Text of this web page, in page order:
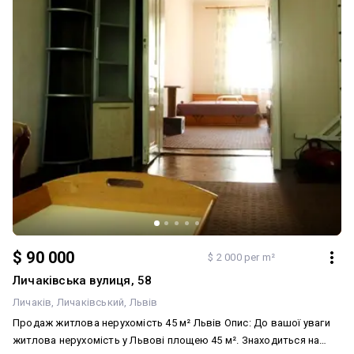
$ 90 000 $ 2 000 per m²
Личаківська вулиця, 58
Личаків Личаківський Львів
Продаж житлова нерухомість 45 м² Львів Опис: До вашої уваги
житлова нерухомість у Львові площею 45 м². Знаходиться на